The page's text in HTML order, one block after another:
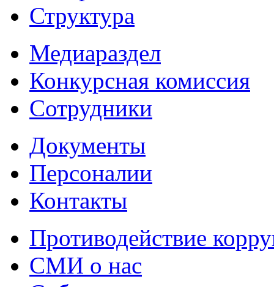
Структура
Медиараздел
Конкурсная комиссия
Сотрудники
Документы
Персоналии
Контакты
Противодействие
СМИ о нас